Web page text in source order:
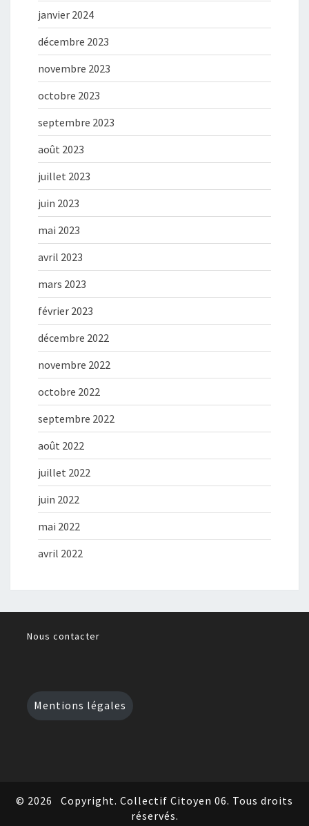
janvier 2024
décembre 2023
novembre 2023
octobre 2023
septembre 2023
août 2023
juillet 2023
juin 2023
mai 2023
avril 2023
mars 2023
février 2023
décembre 2022
novembre 2022
octobre 2022
septembre 2022
août 2022
juillet 2022
juin 2022
mai 2022
avril 2022
Nous contacter
Mentions légales
© 2026
Copyright. Collectif Citoyen 06. Tous droits
réservés.